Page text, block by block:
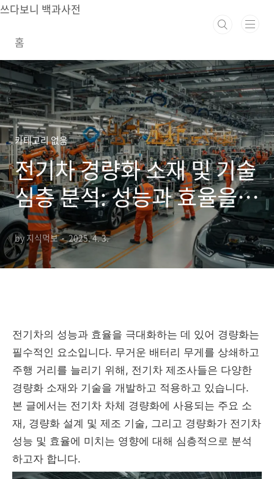
본문 바로가기
쓰다보니 백과사전
홈
카테고리 없음
전기차 경량화 소재 및 기술
심층 분석: 성능과 효율을
극대화하는 핵심 전략
by 지식먹보 2025. 4. 3.
전기차의 성능과 효율을 극대화하는 데 있어 경량화는
필수적인 요소입니다. 무거운 배터리 무게를 상쇄하고
주행 거리를 늘리기 위해, 전기차 제조사들은 다양한
경량화 소재와 기술을 개발하고 적용하고 있습니다.
본 글에서는 전기차 차체 경량화에 사용되는 주요 소
재, 경량화 설계 및 제조 기술, 그리고 경량화가 전기차
성능 및 효율에 미치는 영향에 대해 심층적으로 분석
하고자 합니다.